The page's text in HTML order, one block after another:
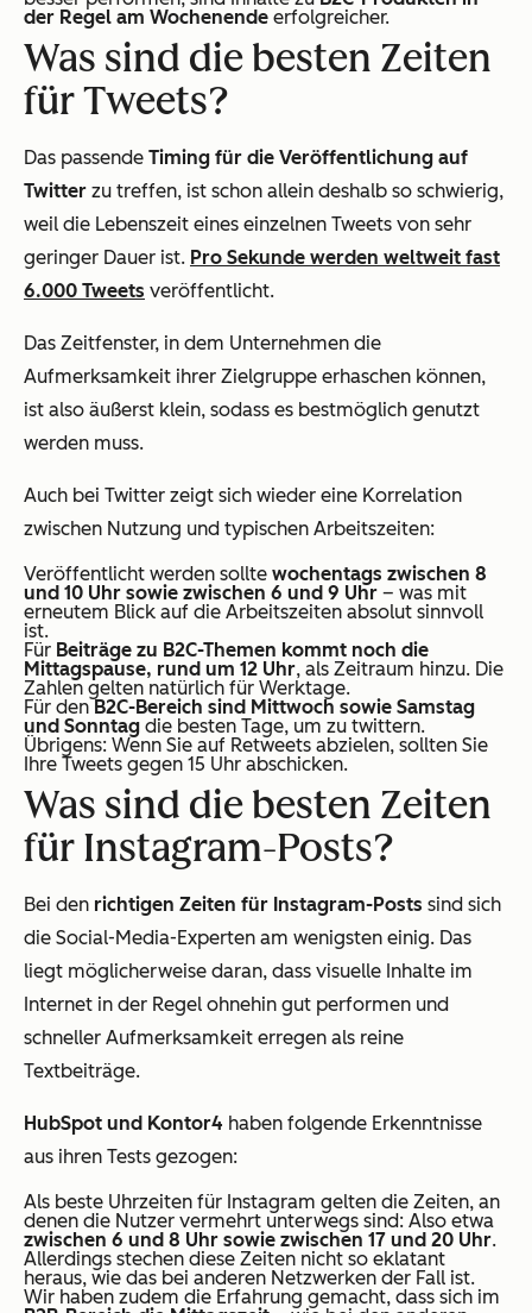
der Regel am Wochenende erfolgreicher.
Was sind die besten Zeiten
für Tweets?
Das passende Timing für die Veröffentlichung auf
Twitter zu treffen, ist schon allein deshalb so schwierig,
weil die Lebenszeit eines einzelnen Tweets von sehr
geringer Dauer ist. Pro Sekunde werden weltweit fast
6.000 Tweets veröffentlicht.
Das Zeitfenster, in dem Unternehmen die
Aufmerksamkeit ihrer Zielgruppe erhaschen können,
ist also äußerst klein, sodass es bestmöglich genutzt
werden muss.
Auch bei Twitter zeigt sich wieder eine Korrelation
zwischen Nutzung und typischen Arbeitszeiten:
Veröffentlicht werden sollte wochentags zwischen 8
und 10 Uhr sowie zwischen 6 und 9 Uhr – was mit
erneutem Blick auf die Arbeitszeiten absolut sinnvoll
ist.
Für Beiträge zu B2C-Themen kommt noch die
Mittagspause, rund um 12 Uhr, als Zeitraum hinzu. Die
Zahlen gelten natürlich für Werktage.
Für den B2C-Bereich sind Mittwoch sowie Samstag
und Sonntag die besten Tage, um zu twittern.
Übrigens: Wenn Sie auf Retweets abzielen, sollten Sie
Ihre Tweets gegen 15 Uhr abschicken.
Was sind die besten Zeiten
für Instagram-Posts?
Bei den richtigen Zeiten für Instagram-Posts sind sich
die Social-Media-Experten am wenigsten einig. Das
liegt möglicherweise daran, dass visuelle Inhalte im
Internet in der Regel ohnehin gut performen und
schneller Aufmerksamkeit erregen als reine
Textbeiträge.
HubSpot und Kontor4 haben folgende Erkenntnisse
aus ihren Tests gezogen:
Als beste Uhrzeiten für Instagram gelten die Zeiten, an
denen die Nutzer vermehrt unterwegs sind: Also etwa
zwischen 6 und 8 Uhr sowie zwischen 17 und 20 Uhr.
Allerdings stechen diese Zeiten nicht so eklatant
heraus, wie das bei anderen Netzwerken der Fall ist.
Wir haben zudem die Erfahrung gemacht, dass sich im